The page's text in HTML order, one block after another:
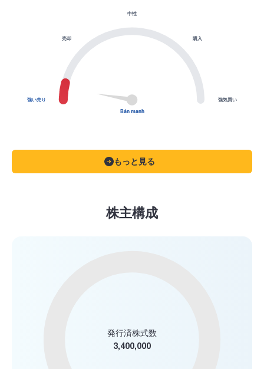
強い売り
売却
中性
購入
強気買い
Bán mạnh
もっと見る
株主構成
発行済株式数
3,400,000